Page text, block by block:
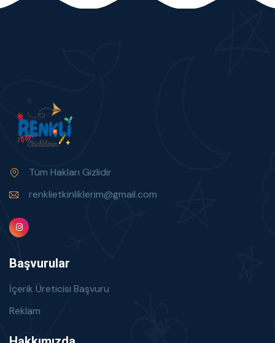
Tüm Hakları Gizlidir
renklietkinliklerim@gmail.com
Başvurular
İçerik Üreticisi Başvuru
Reklam